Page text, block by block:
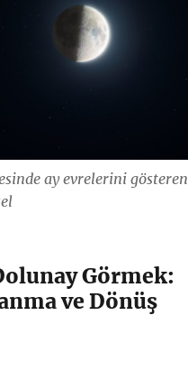
ay evrelerini gösteren
Görmek:
ve Dönüş